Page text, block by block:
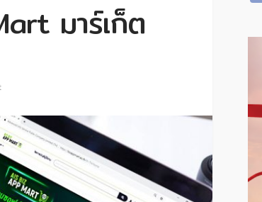
มาร์เก็ต